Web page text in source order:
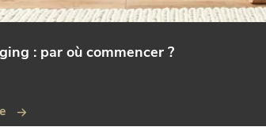
: par où commencer ?